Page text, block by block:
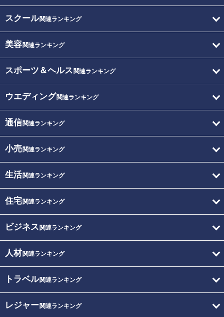
スクール関連ランキング
美容関連ランキング
スポーツ＆ヘルス 関連ランキング
ウエディング関連ランキング
通信関連ランキング
小売関連ランキング
生活関連ランキング
住宅関連ランキング
ビジネス 関連ランキング
人材関連ランキング
トラベル関連ランキング
レジャー関連ランキング